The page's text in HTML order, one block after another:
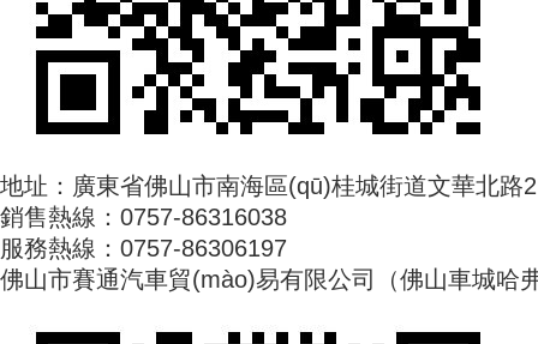
地址：廣東省佛山市南海區(qū)桂城街道文華北路
銷售熱線：0757-86316038
服務熱線：0757-86306197
佛山市賽通汽車貿(mào)易有限公司（佛山車城哈